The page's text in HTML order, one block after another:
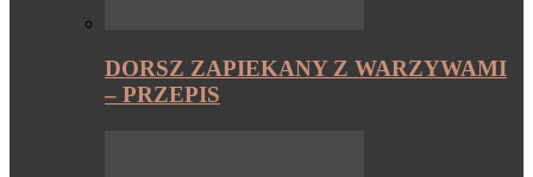
DORSZ ZAPIEKANY Z WARZYWAMI
– PRZEPIS